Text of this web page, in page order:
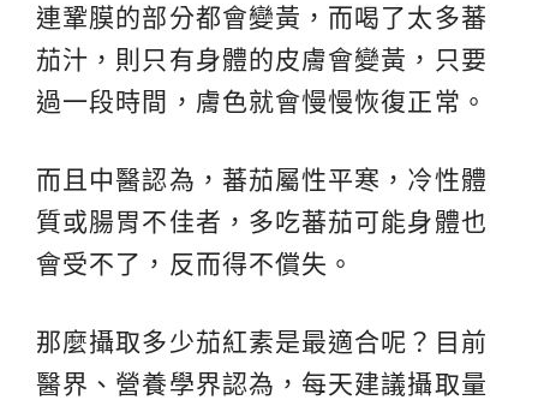
連鞏膜的部分都會變黃，而喝了太多蕃
茄汁，則只有身體的皮膚會變黃，只要
過一段時間，膚色就會慢慢恢復正常。
而且中醫認為，蕃茄屬性平寒，冷性體
質或腸胃不佳者，多吃蕃茄可能身體也
會受不了，反而得不償失。
那麼攝取多少茄紅素是最適合呢？目前
醫界、營養學界認為，每天建議攝取量